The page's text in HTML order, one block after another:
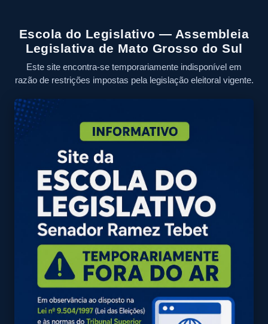
Escola do Legislativo — Assembleia
Legislativa de Mato Grosso do Sul
Este site encontra-se temporariamente indisponível em
razão de restrições impostas pela legislação eleitoral vigente.